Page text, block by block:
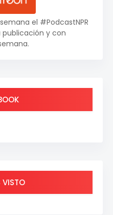
el #PodcastNPR
publicación y con
VISTO